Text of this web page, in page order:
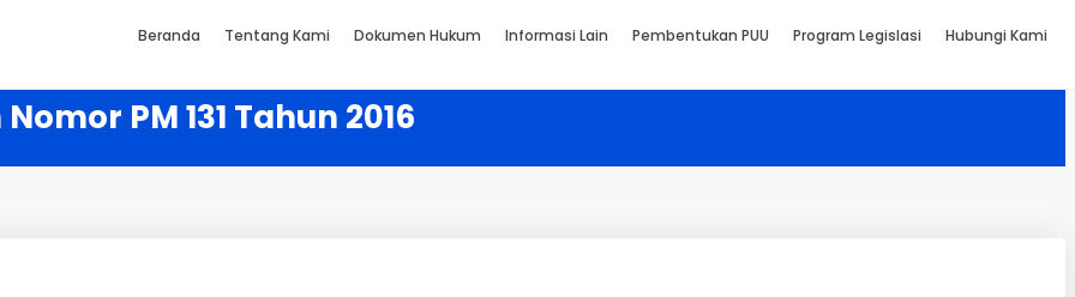
Beranda Tentang Kami Dokumen Hukum Informasi Lain Pembentukan PUU Program Legislasi Hubungi Kami
PM 131 Tahun 2016